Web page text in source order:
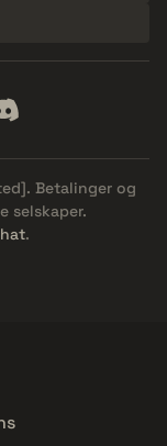
. Betalinger og
selskaper.
.